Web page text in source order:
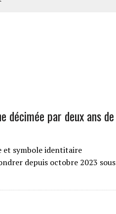
décimée par deux ans de
et symbole identitaire
depuis octobre 2023 sous